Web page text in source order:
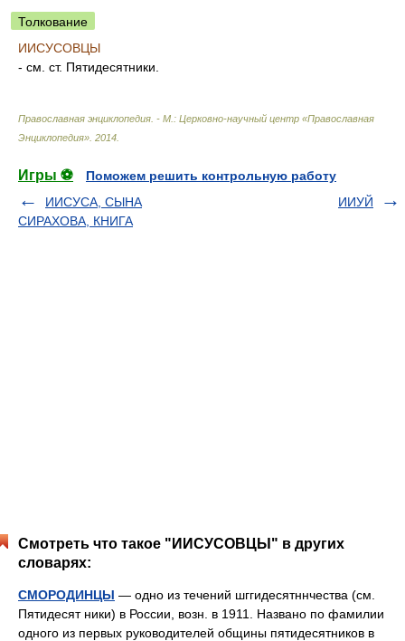
Толкование
ИИСУСОВЦЫ
- см. ст. Пятидесятники.
Православная энциклопедия. - М.: Церковно-научный центр «Православная
Энциклопедия» 2014
Игры ⚽
Поможем решить контрольную работу
ИИСУСА, СЫНА
СИРАХОВА, КНИГА
ИИУЙ
Смотреть что такое "ИИСУСОВЦЫ" в других
словарях:
СМОРОДИНЦЫ — одно из течений шггидесятннчества (см.
Пятидесят ники) в России, возн. в 1911. Названо по фамилии
одного из первых руководителей общины пятидесятников в